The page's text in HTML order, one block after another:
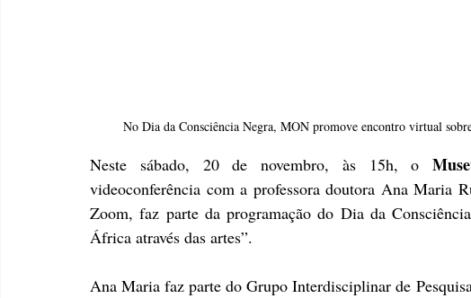
No Dia da Consciência Negra, MON promove encontro virtual
Neste sábado, 20 de novembro, às 15h, o
videoconferência com a professora doutora Ana Maria
Zoom, faz parte da programação do Dia da
África através das artes”.
Ana Maria faz parte do Grupo Interdisciplinar de